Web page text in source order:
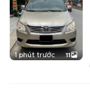
1 phút trước 11